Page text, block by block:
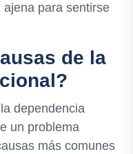
para sentirse
de la
dependencia
un problema
más comunes